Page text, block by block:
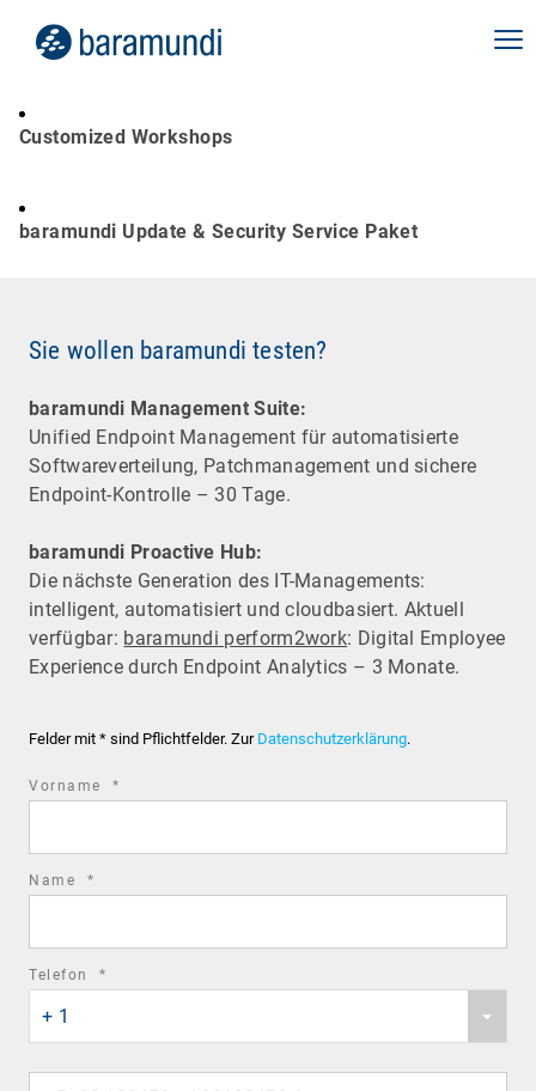
Customized Workshops
baramundi Update & Security Service Paket
Sie wollen baramundi testen?
baramundi Management Suite:
Unified Endpoint Management für automatisierte
Software­verteilung, Patchmanagement und sichere
Endpoint-Kontrolle – 30 Tage.
baramundi Proactive Hub:
Die nächste Generation des IT-Managements:
intelligent, automatisiert und cloudbasiert. Aktuell
verfügbar: baramundi perform2work: Digital Employee
Experience durch Endpoint Analytics – 3 Monate.
Felder mit * sind Pflichtfelder. Zur Datenschutzerklärung.
Vorname *
Name *
Telefon *
country
code
+ 1